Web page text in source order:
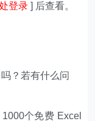
登录 ] 后查看。
？若有什么问
个免费 Excel